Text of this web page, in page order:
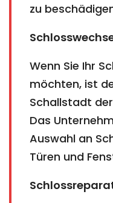
zu
Wenn Sie Ihr
möchten, ist
Schallstadt
Das
Auswahl an
Türen und